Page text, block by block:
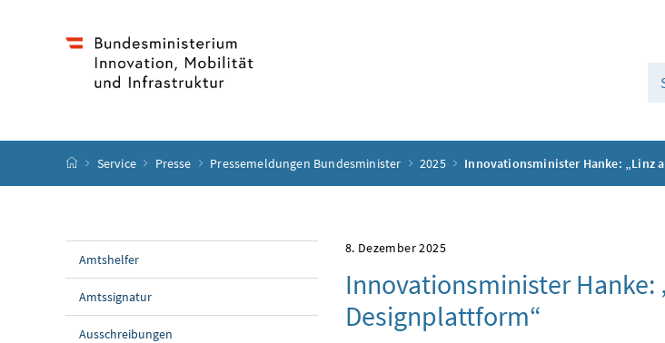
Startseite
Service Presse Pressemeldungen Bundesminister 2025 Innovationsminister Hanke: „Linz
Amtshelfer
Amtssignatur
Ausschreibungen
8. Dezember 2025
Innovationsminister Hanke:
Designplattform“